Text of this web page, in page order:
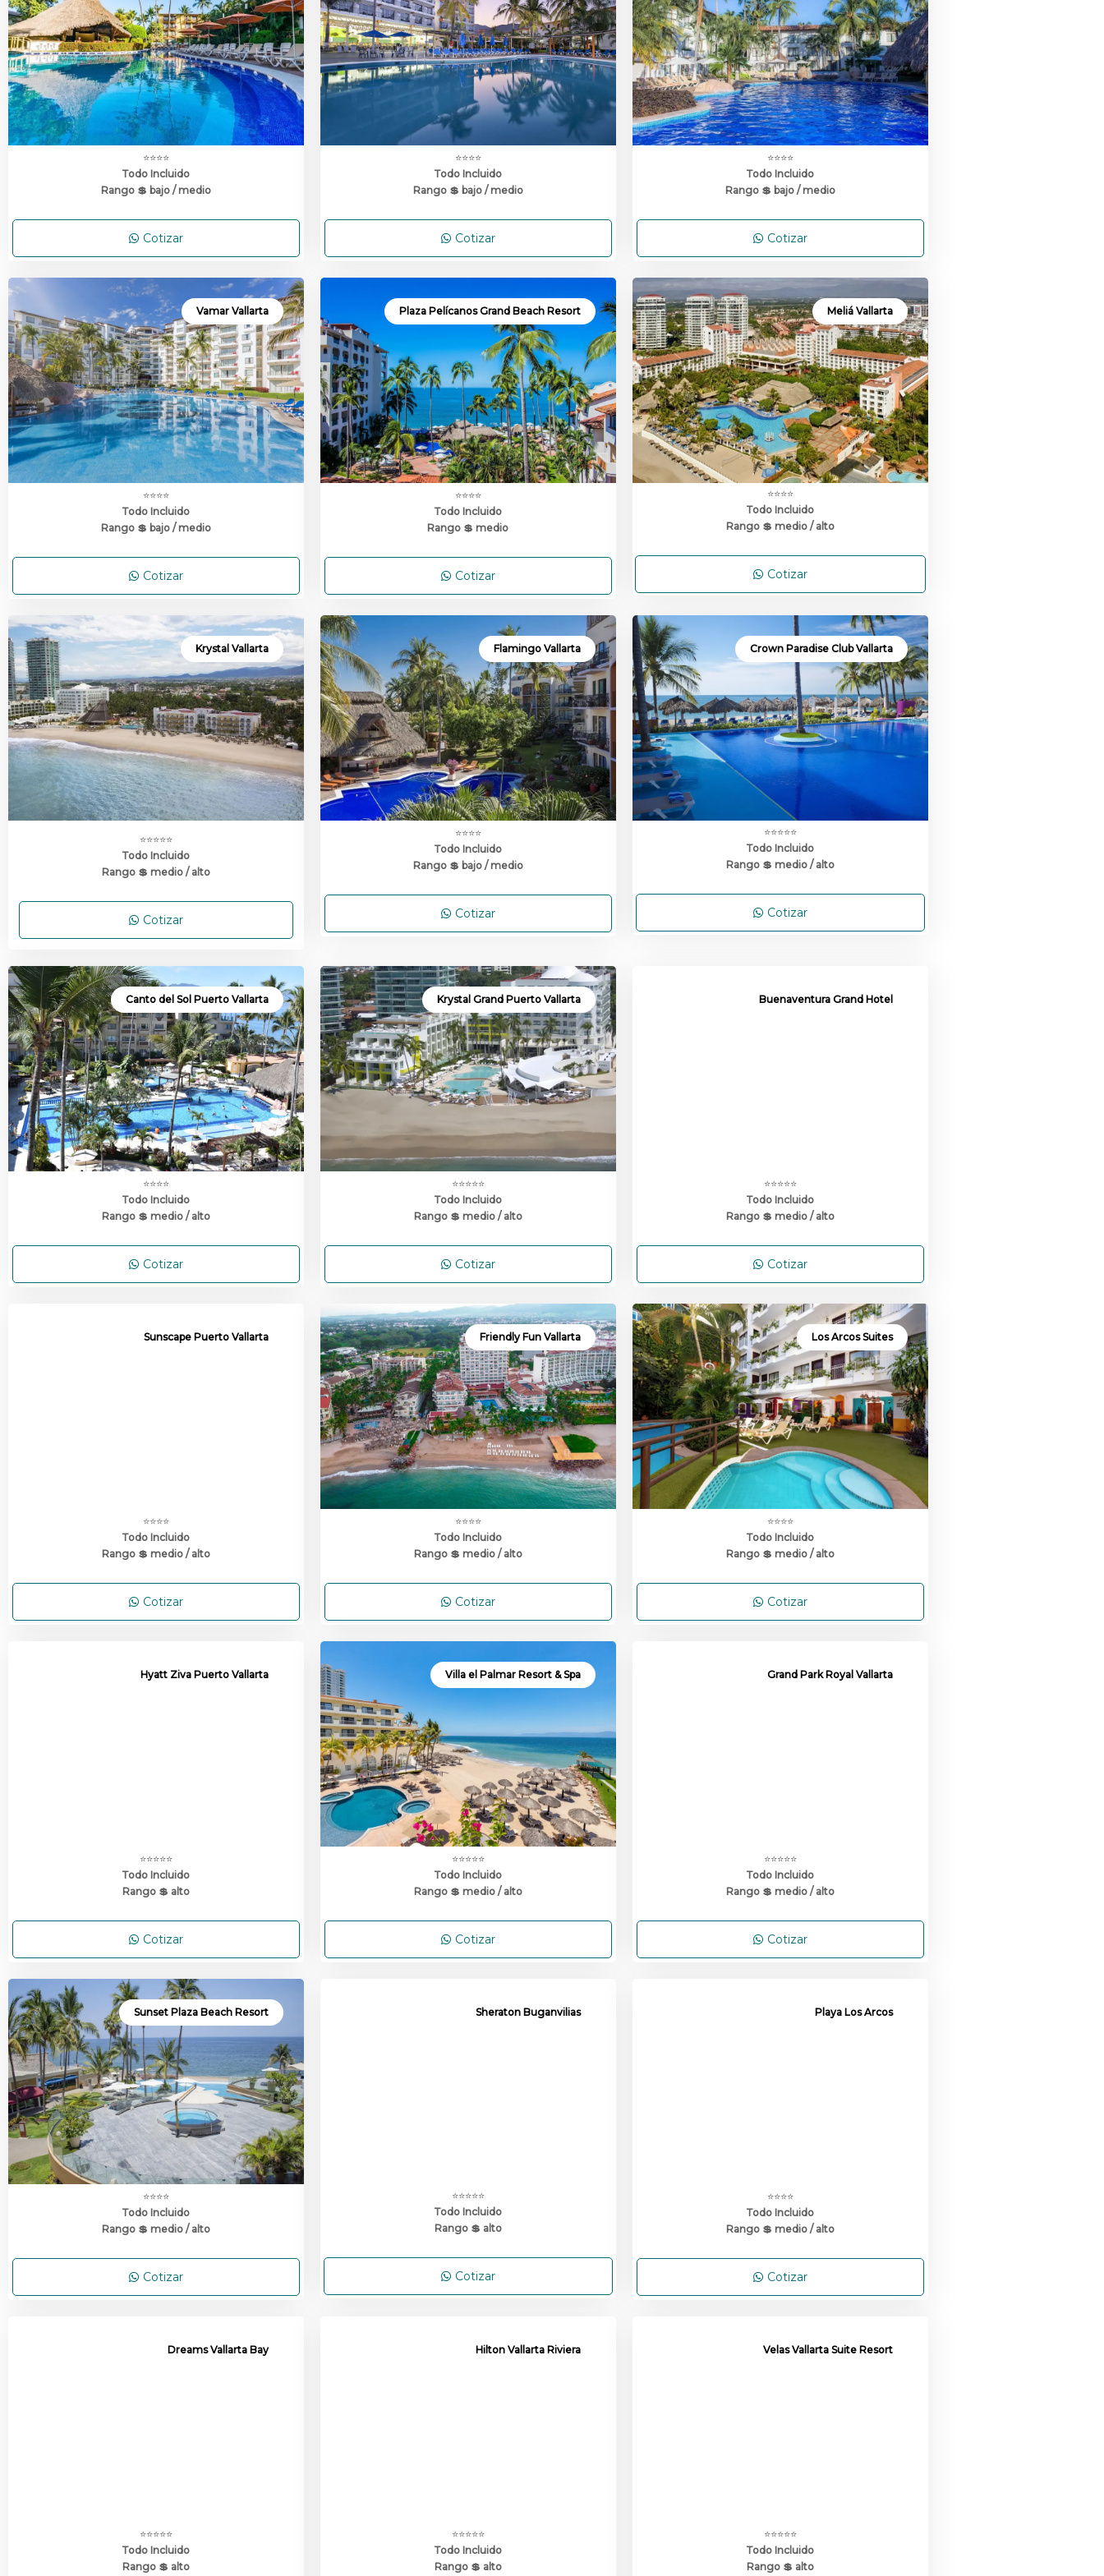
⭐⭐⭐⭐
Todo Incluido
Rango 💲 bajo / medio
Cotizar
⭐⭐⭐⭐
Todo Incluido
Rango 💲 bajo / medio
Cotizar
⭐⭐⭐⭐
Todo Incluido
Rango 💲 bajo / medio
Cotizar
Vamar Vallarta
⭐⭐⭐⭐
Todo Incluido
Rango 💲 bajo / medio
Cotizar
Plaza Pelícanos Grand Beach Resort
⭐⭐⭐⭐
Todo Incluido
Rango 💲 medio
Cotizar
Meliá Vallarta
⭐⭐⭐⭐
Todo Incluido
Rango 💲 medio / alto
Cotizar
Krystal Vallarta
⭐⭐⭐⭐⭐
Todo Incluido
Rango 💲 medio / alto
Cotizar
Flamingo Vallarta
⭐⭐⭐⭐
Todo Incluido
Rango 💲 bajo / medio
Cotizar
Crown Paradise Club Vallarta
⭐⭐⭐⭐⭐
Todo Incluido
Rango 💲 medio / alto
Cotizar
Canto del Sol Puerto Vallarta
⭐⭐⭐⭐
Todo Incluido
Rango 💲 medio / alto
Cotizar
Krystal Grand Puerto Vallarta
⭐⭐⭐⭐⭐
Todo Incluido
Rango 💲 medio / alto
Cotizar
Buenaventura Grand Hotel
⭐⭐⭐⭐⭐
Todo Incluido
Rango 💲 medio / alto
Cotizar
Sunscape Puerto Vallarta
⭐⭐⭐⭐
Todo Incluido
Rango 💲 medio / alto
Cotizar
Friendly Fun Vallarta
⭐⭐⭐⭐
Todo Incluido
Rango 💲 medio / alto
Cotizar
Los Arcos Suites
⭐⭐⭐⭐
Todo Incluido
Rango 💲 medio / alto
Cotizar
Hyatt Ziva Puerto Vallarta
⭐⭐⭐⭐⭐
Todo Incluido
Rango 💲 alto
Cotizar
Villa el Palmar Resort & Spa
⭐⭐⭐⭐⭐
Todo Incluido
Rango 💲 medio / alto
Cotizar
Grand Park Royal Vallarta
⭐⭐⭐⭐⭐
Todo Incluido
Rango 💲 medio / alto
Cotizar
Sunset Plaza Beach Resort
⭐⭐⭐⭐
Todo Incluido
Rango 💲 medio / alto
Cotizar
Sheraton Buganvilias
⭐⭐⭐⭐⭐
Todo Incluido
Rango 💲 alto
Cotizar
Playa Los Arcos
⭐⭐⭐⭐
Todo Incluido
Rango 💲 medio / alto
Cotizar
Dreams Vallarta Bay
⭐⭐⭐⭐⭐
Todo Incluido
Rango 💲 alto
Hilton Vallarta Riviera
⭐⭐⭐⭐⭐
Todo Incluido
Rango 💲 alto
Velas Vallarta Suite Resort
⭐⭐⭐⭐⭐
Todo Incluido
Rango 💲 alto